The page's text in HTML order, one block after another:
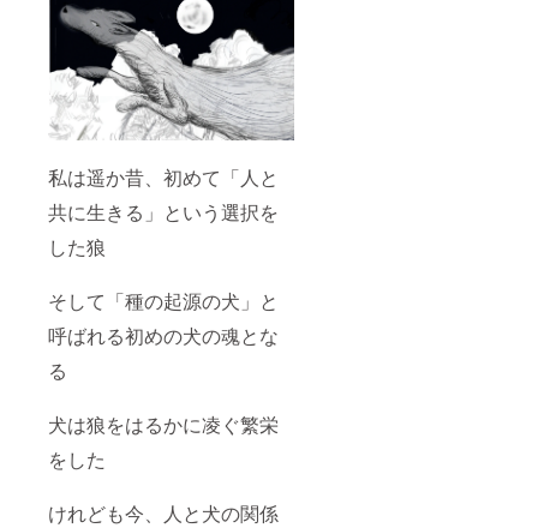
私は遥か昔、初めて「人と
共に生きる」という選択を
した狼
そして「種の起源の犬」と
呼ばれる初めの犬の魂とな
る
犬は狼をはるかに凌ぐ繁栄
をした
けれども今、人と犬の関係